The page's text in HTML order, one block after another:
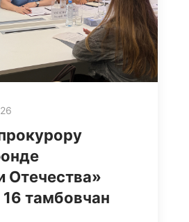
Отечества»
тамбовчан